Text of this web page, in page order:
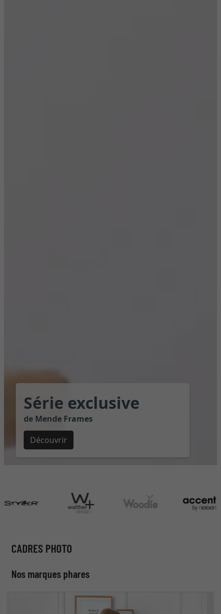
Série exclusive
de Mende Frames
Découvrir
CADRES PHOTO
Nos marques phares